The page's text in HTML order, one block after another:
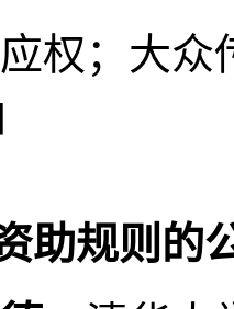
权；大众
助规则的